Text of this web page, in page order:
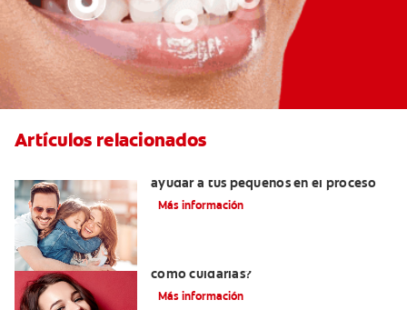
Artículos relacionados
ayudar a tus pequeños en el proceso
Más información
cómo cuidarlas?
Más información